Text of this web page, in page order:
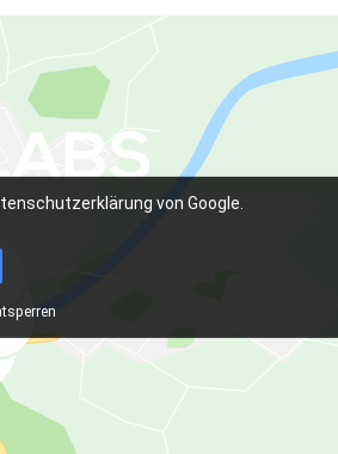
von Google.